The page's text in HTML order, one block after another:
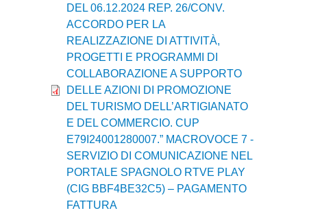
DEL 06.12.2024 REP. 26/CONV.
ACCORDO PER LA
REALIZZAZIONE DI ATTIVITÀ,
PROGETTI E PROGRAMMI DI
COLLABORAZIONE A SUPPORTO
DELLE AZIONI DI PROMOZIONE
DEL TURISMO DELL’ARTIGIANATO
E DEL COMMERCIO. CUP
E79I24001280007.” MACROVOCE 7 -
SERVIZIO DI COMUNICAZIONE NEL
PORTALE SPAGNOLO RTVE PLAY
(CIG BBF4BE32C5) – PAGAMENTO
FATTURA